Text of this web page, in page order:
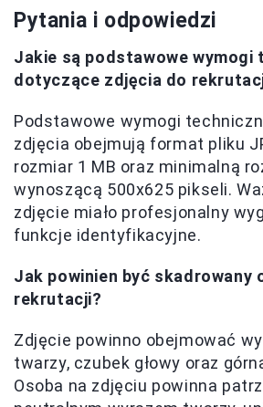
Pytania i odpowiedzi
Jakie są podstawowe wymogi
dotyczące zdjęcia do
Podstawowe wymogi
zdjęcia obejmują format pliku
rozmiar 1 MB oraz minimalną
wynoszącą 500x625 pikseli.
zdjęcie miało profesjonalny
funkcje identyfikacyjne.
Jak powinien być skadrowany
rekrutacji?
Zdjęcie powinno obejmować
twarzy, czubek głowy oraz
Osoba na zdjęciu powinna